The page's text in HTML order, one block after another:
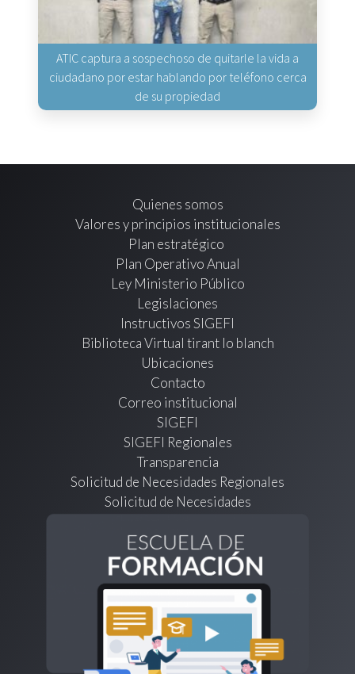
ATIC captura a sospechoso de quitarle la vida a
ciudadano por estar hablando por teléfono cerca
de su propiedad
Quienes somos
Valores y principios institucionales
Plan estratégico
Plan Operativo Anual
Ley Ministerio Público
Legislaciones
Instructivos SIGEFI
Biblioteca Virtual tirant lo blanch
Ubicaciones
Contacto
Correo institucional
SIGEFI
SIGEFI Regionales
Transparencia
Solicitud de Necesidades Regionales
Solicitud de Necesidades